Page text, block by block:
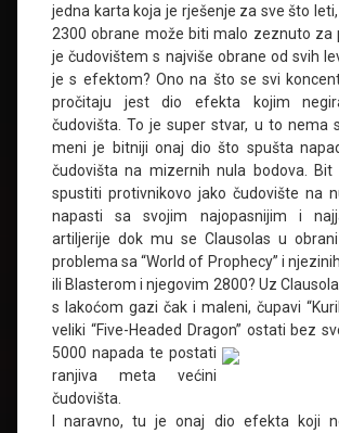
jedna karta koja je rješenje za sve što
2300 obrane može biti malo zeznuto za
je čudovištem s najviše obrane od svih
je s efektom? Ono na što se svi
pročitaju jest dio efekta kojim
čudovišta. To je super stvar, u to nema
meni je bitniji onaj dio što spušta
čudovišta na mizernih nula bodova. Bit
spustiti protivnikovo jako čudovište na
napasti sa svojim najopasnijim i
artiljerije dok mu se Clausolas u
problema sa “World of Prophecy” i
ili Blasterom i njegovim 2800? Uz
s lakoćom gazi čak i maleni, čupavi
veliki “Five-Headed Dragon” ostati bez
5000 napada te postati
ranjiva meta većini
čudovišta.
I naravno, tu je onaj dio efekta koji